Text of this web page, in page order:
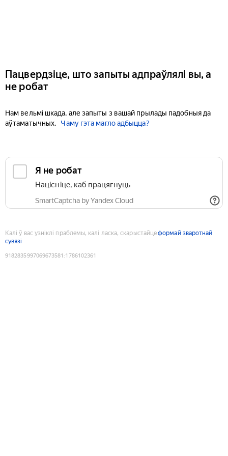
Пацвердзіце, што запыты адпраўлялі вы, а
не робат
Нам вельмі шкада, але запыты з вашай прылады падобныя да
аўтаматычных.
Чаму гэта магло адбыцца?
Я не робат
Націсніце, каб працягнуць
SmartCaptcha by Yandex Cloud
Калі ў вас узніклі праблемы, калі ласка, скарыстайцеформай зваротнай
сувязі
9182835997069673581 :1786102361